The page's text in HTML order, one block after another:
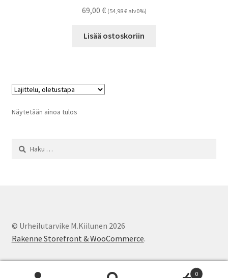
69,00 € (54,98€alv0%)
Lisää ostoskoriin
Näytetään ainoa tulos
Haku:
© Urheilutarvike M.Kiilunen 2026
Rakenne Storefront & WooCommerce.
0